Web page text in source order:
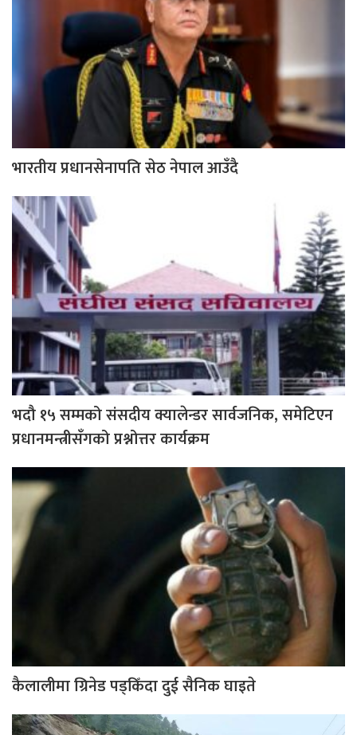
भारतीय प्रधानसेनापति सेठ नेपाल आउँदै
भदौ १५ सम्मको संसदीय क्यालेन्डर सार्वजनिक, समेटिएन
प्रधानमन्त्रीसँगको प्रश्नोत्तर कार्यक्रम
कैलालीमा ग्रिनेड पड्किँदा दुई सैनिक घाइते